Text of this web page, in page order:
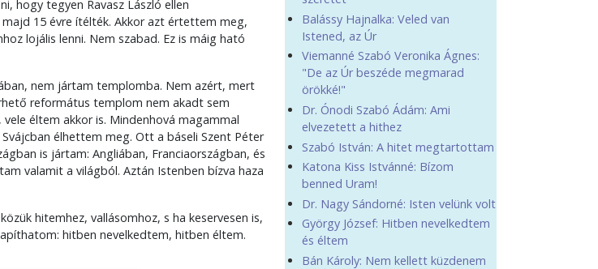
hogy tegyen Ravasz László ellen
15 évre ítélték. Akkor azt értettem meg,
lojális lenni. Nem szabad. Ez is máig ható
nem jártam templomba. Nem azért, mert
református templom nem akadt sem
éltem akkor is. Mindenhová magammal
élhettem meg. Ott a báseli Szent Péter
is jártam: Angliában, Franciaországban, és
valamit a világból. Aztán Istenben bízva haza
hitemhez, vallásomhoz, s ha keservesen is,
hitben nevelkedtem, hitben éltem.
Balássy Hajnalka: Veled van
Istened, az Úr
Viemanné Szabó Veronika Ágnes:
"De az Úr beszéde megmarad
örökké!"
Dr. Ónodi Szabó Ádám: Ami
elvezetett a hithez
Szabó István: A hitet megtartottam
Katona Kiss Istvánné: Bízom
benned Uram!
Dr. Nagy Sándorné: Isten velünk volt
György József: Hitben nevelkedtem
és éltem
Bán Károly: Nem kellett küzdenem